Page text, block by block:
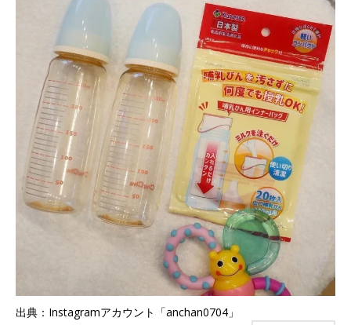
出典：Instagramアカウント「anchan0704」